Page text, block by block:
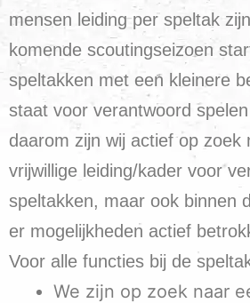
mensen leiding per speltak
komende scoutingseizoen
speltakken met een kleinere
staat voor verantwoord
daarom zijn wij actief op zoek
vrijwillige leiding/kader voor
speltakken, maar ook binnen
er mogelijkheden actief
Voor alle functies bij de
We zijn op zoek naar